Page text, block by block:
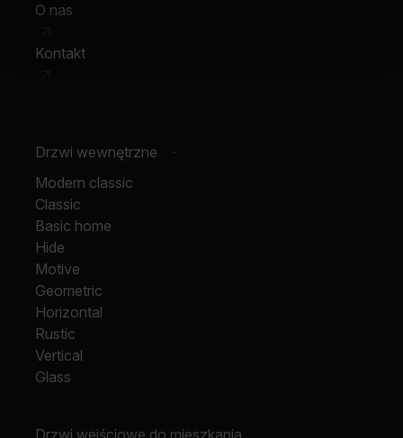
O nas
Kontakt
Drzwi wewnętrzne -
Modern classic
Classic
Basic home
Hide
Motive
Geometric
Horizontal
Rustic
Vertical
Glass